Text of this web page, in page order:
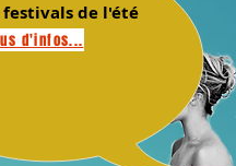
festivals de l'été
d'infos...